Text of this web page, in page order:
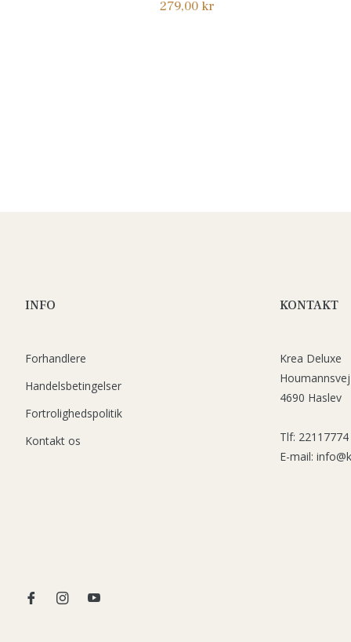
Normalpris
279,00 kr
INFO
Forhandlere
Handelsbetingelser
Fortrolighedspolitik
Kontakt os
KONTAKT
Krea Deluxe
4690 Haslev
Tlf:
E-mail:
Ins You